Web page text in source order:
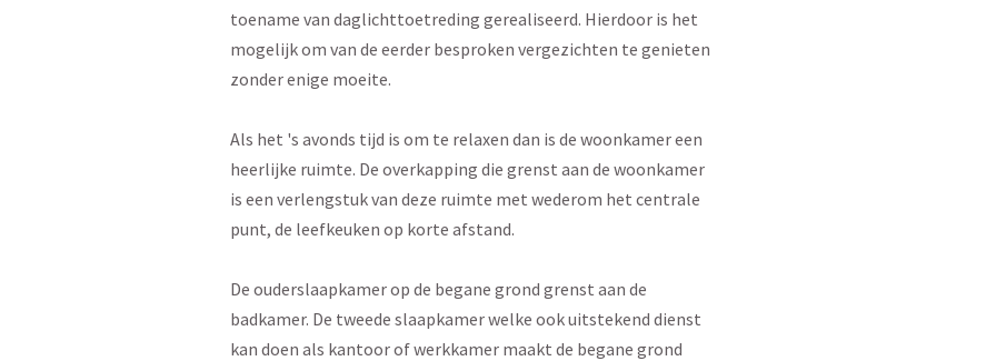
toename van daglichttoetreding gerealiseerd. Hierdoor is het
mogelijk om van de eerder besproken vergezichten te genieten
zonder enige moeite.
Als het 's avonds tijd is om te relaxen dan is de woonkamer een
heerlijke ruimte. De overkapping die grenst aan de woonkamer
is een verlengstuk van deze ruimte met wederom het centrale
punt, de leefkeuken op korte afstand.
De ouderslaapkamer op de begane grond grenst aan de
badkamer. De tweede slaapkamer welke ook uitstekend dienst
kan doen als kantoor of werkkamer maakt de begane grond